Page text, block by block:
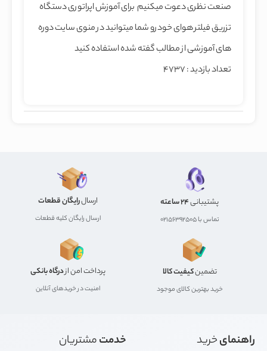
صنعت نظری دعوت میکنیم برای آموزش اپراتوری دستگاه
تزریق فیلتر هوای خودرو شما میتوانید در منوی سایت دوره
های آموزشی از مطالب گفته شده استفاده کنید
تعداد بازدید : 4737
پشتیبانی24 ساعته
تماس با 02156392505
ارسالرایگان قطعات
ارسال رایگان کلیه قطعات
تضمینکیفیت کالا
خرید بهترین کالای موجود
پرداخت امن ازدرگاه بانکی
امنیت در خریدهای آنلاین
راهنمایخرید خدمتمشتریان